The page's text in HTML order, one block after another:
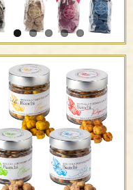
Amaretti in tubo di
metallo